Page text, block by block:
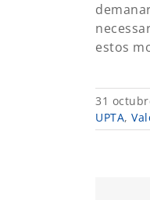
estos
31
UPTA,